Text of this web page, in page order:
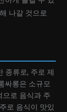
나갈 것으로
종류로, 주로 제
싸롱은 소규모
으로 음식과 주
로 음식이 맛있